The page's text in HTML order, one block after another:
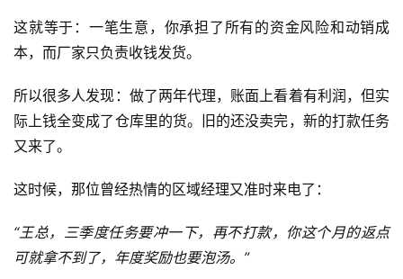
这就等于：一笔生意，你承担了所有的资金风险和动销成
本，而厂家只负责收钱发货。
所以很多人发现：做了两年代理，账面上看着有利润，但实
际上钱全变成了仓库里的货。旧的还没卖完，新的打款任务
又来了。
这时候，那位曾经热情的区域经理又准时来电了：
“王总，三季度任务要冲一下，再不打款，你这个月的返点
可就拿不到了，年度奖励也要泡汤。”